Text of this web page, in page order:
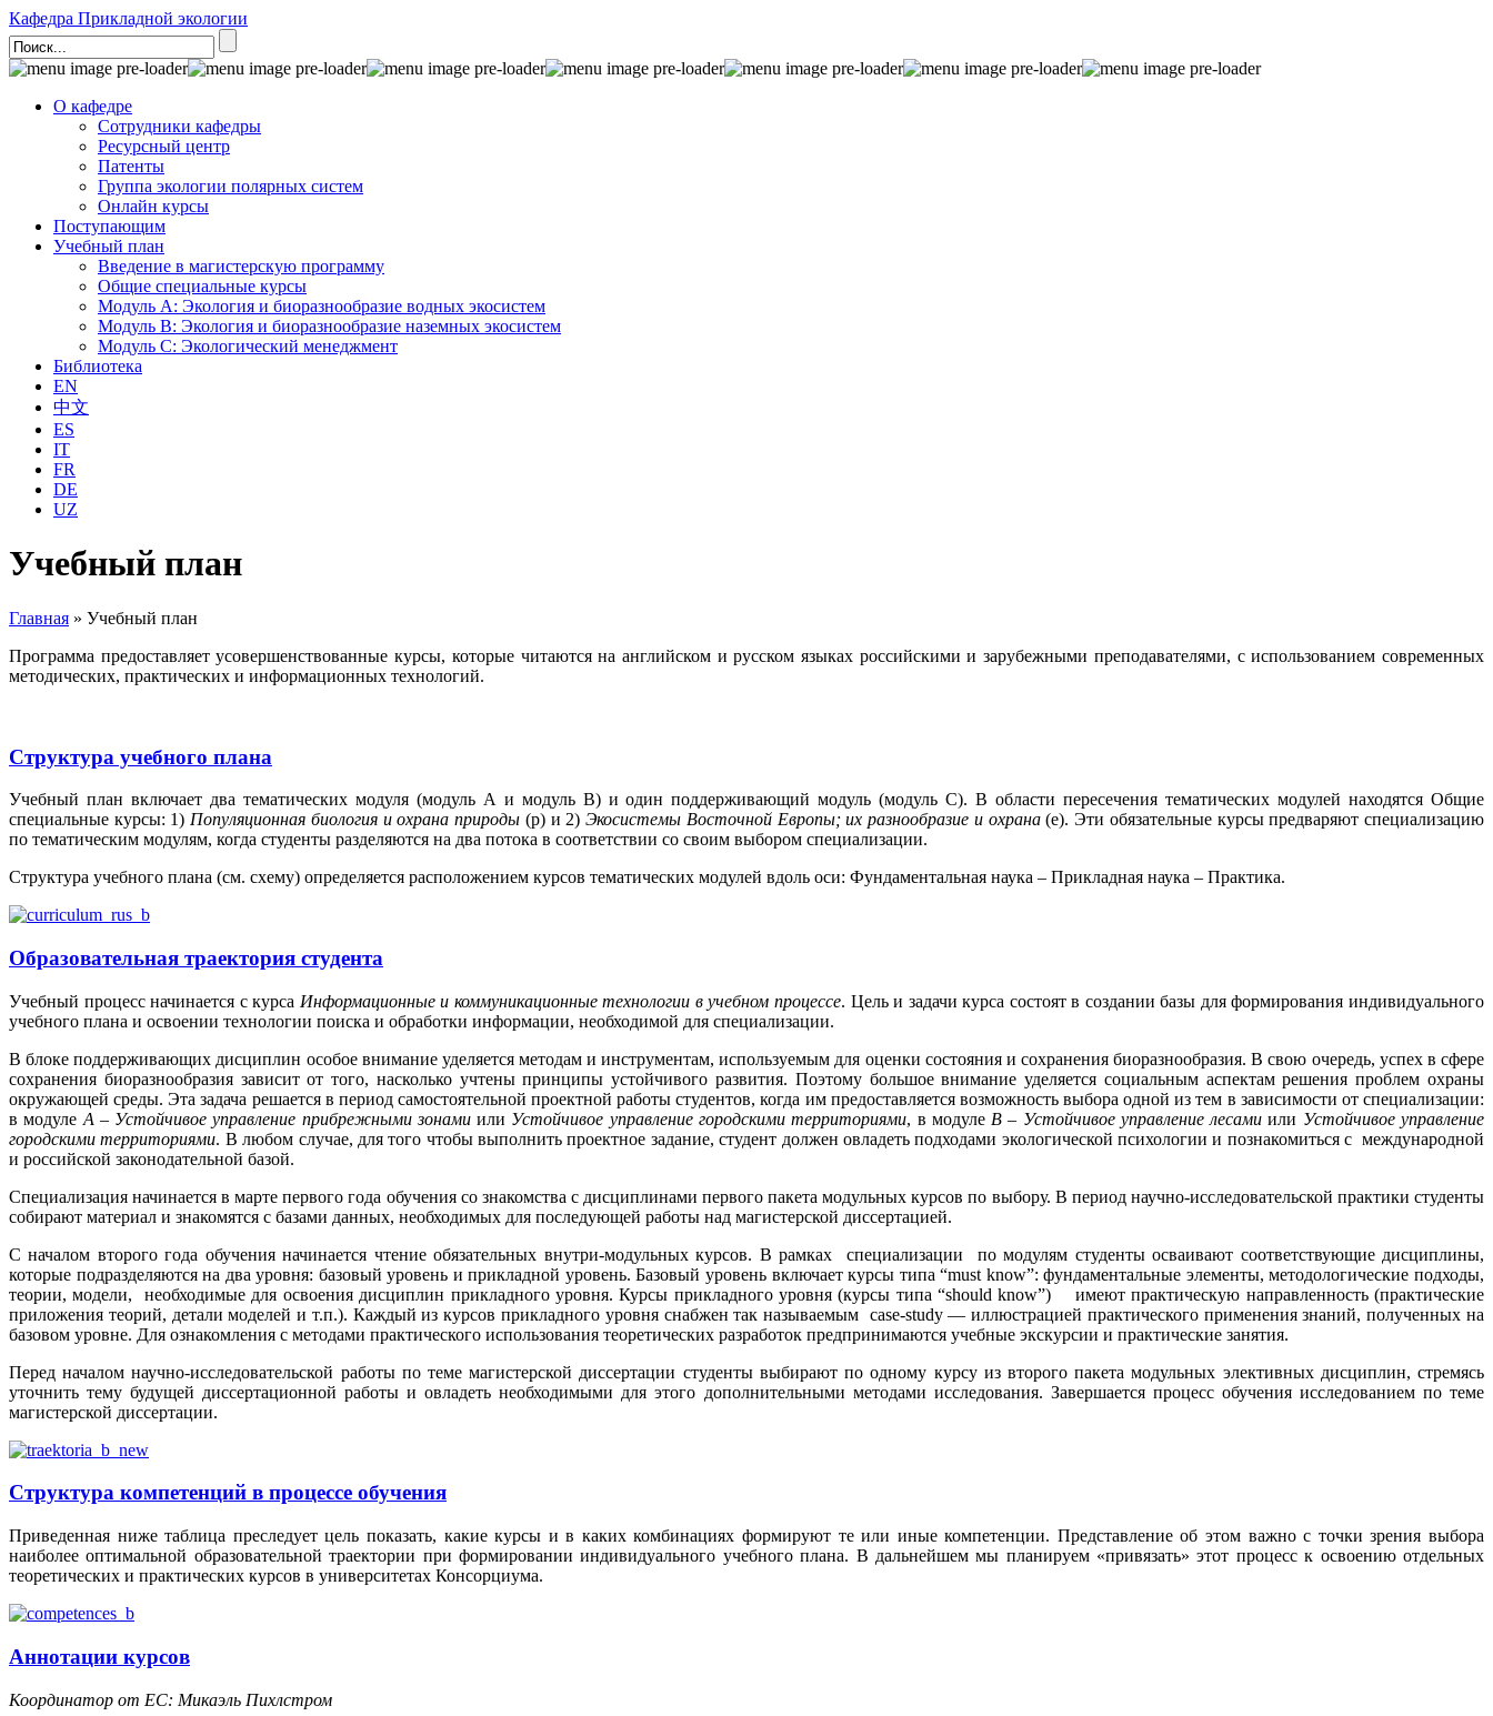
Кафедра Прикладной экологии
О кафедре
Сотрудники кафедры
Ресурсный центр
Патенты
Группа экологии полярных систем
Онлайн курсы
Поступающим
Учебный план
Введение в магистерскую программу
Общие специальные курсы
Модуль А: Экология и биоразнообразие водных экосистем
Модуль B: Экология и биоразнообразие наземных экосистем
Модуль C: Экологический менеджмент
Библиотека
EN
中文
ES
IT
FR
DE
UZ
Учебный план
Главная » Учебный план
Программа предоставляет усовершенствованные курсы, которые читаются на английском и русском языках российскими и зарубежными преподавателями, с использованием современных
методических, практических и информационных технологий.
Структура учебного плана
Учебный план включает два тематических модуля (модуль А и модуль В) и один поддерживающий модуль (модуль С). В области пересечения тематических модулей находятся Общие
специальные курсы: 1) Популяционная биология и охрана природы (p) и 2)Экосистемы Восточной Европы; их разнообразие и охрана(e). Эти обязательные курсы предваряют специализацию
по тематическим модулям, когда студенты разделяются на два потока в соответствии со своим выбором специализации.
Структура учебного плана (см. схему) определяется расположением курсов тематических модулей вдоль оси: Фундаментальная наука – Прикладная наука – Практика.
Образовательная траектория студента
Учебный процесс начинается с курса Информационные и коммуникационные технологии в учебном процессе. Цель и задачи курса состоят в создании базы для формирования индивидуального
учебного плана и освоении технологии поиска и обработки информации, необходимой для специализации.
В блоке поддерживающих дисциплин особое внимание уделяется методам и инструментам, используемым для оценки состояния и сохранения биоразнообразия. В свою очередь, успех в сфере
сохранения биоразнообразия зависит от того, насколько учтены принципы устойчивого развития. Поэтому большое внимание уделяется социальным аспектам решения проблем охраны
окружающей среды. Эта задача решается в период самостоятельной проектной работы студентов, когда им предоставляется возможность выбора одной из тем в зависимости от специализации:
в модуле А – Устойчивое управление прибрежными зонамиили Устойчивое управление городскими территориями, в модуле В – Устойчивое управление лесами или Устойчивое управление
городскими территориями. В любом случае, для того чтобы выполнить проектное задание, студент должен овладеть подходами экологической психологии и познакомиться с международной
и российской законодательной базой.
Специализация начинается в марте первого года обучения со знакомства с дисциплинами первого пакета модульных курсов по выбору. В период научно-исследовательской практики студенты
собирают материал и знакомятся с базами данных, необходимых для последующей работы над магистерской диссертацией.
С началом второго года обучения начинается чтение обязательных внутри-модульных курсов. В рамках специализации по модулям студенты осваивают соответствующие дисциплины,
которые подразделяются на два уровня: базовый уровень и прикладной уровень. Базовый уровень включает курсы типа “must know”: фундаментальные элементы, методологические подходы,
теории, модели, необходимые для освоения дисциплин прикладного уровня. Курсы прикладного уровня (курсы типа “should know”) имеют практическую направленность (практические
приложения теорий, детали моделей и т.п.). Каждый из курсов прикладного уровня снабжен так называемым case-study — иллюстрацией практического применения знаний, полученных на
базовом уровне. Для ознакомления с методами практического использования теоретических разработок предпринимаются учебные экскурсии и практические занятия.
Перед началом научно-исследовательской работы по теме магистерской диссертации студенты выбирают по одному курсу из второго пакета модульных элективных дисциплин, стремясь
уточнить тему будущей диссертационной работы и овладеть необходимыми для этого дополнительными методами исследования. Завершается процесс обучения исследованием по теме
магистерской диссертации.
Структура компетенций в процессе обучения
Приведенная ниже таблица преследует цель показать, какие курсы и в каких комбинациях формируют те или иные компетенции. Представление об этом важно с точки зрения выбора
наиболее оптимальной образовательной траектории при формировании индивидуального учебного плана. В дальнейшем мы планируем «привязать» этот процесс к освоению отдельных
теоретических и практических курсов в университетах Консорциума.
Аннотации курсов
Координатор от ЕС: Микаэль Пихлстром